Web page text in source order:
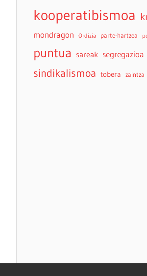
kooperatibismoa
mondragon Ordizia parte-hartzea
puntua sareak segregazioa
sindikalismoa tobera zaintza